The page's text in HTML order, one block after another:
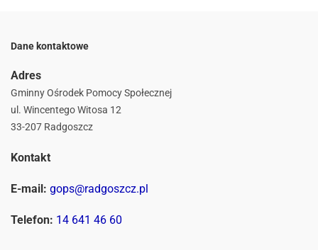
Dane kontaktowe
Adres
Gminny Ośrodek Pomocy Społecznej
ul. Wincentego Witosa 12
33-207 Radgoszcz
Kontakt
E-mail: gops@radgoszcz.pl
Telefon: 14 641 46 60